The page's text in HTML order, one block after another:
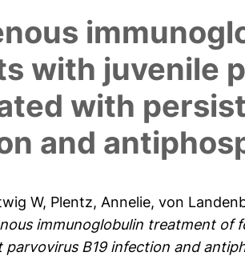
with juvenile
with
and
W, Plentz, Annelie, von
immunoglobulin treatment of
parvovirus B19 infection and